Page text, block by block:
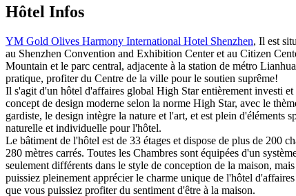
Hôtel Infos
YM Gold Olives Harmony International Hotel Shenzhen, Il est
au Shenzhen Convention and Exhibition Center et au Citizen
Mountain et le parc central, adjacente à la station de métro
pratique, profiter du Centre de la ville pour le soutien suprême!
Il s'agit d'un hôtel d'affaires global High Star entièrement investi
concept de design moderne selon la norme High Star, avec le
gardiste, le design intègre la nature et l'art, et est plein d'éléments
naturelle et individuelle pour l'hôtel.
Le bâtiment de l'hôtel est de 33 étages et dispose de plus de 200
280 mètres carrés. Toutes les Chambres sont équipées d'un
seulement différents dans le style de conception de la maison,
puissiez pleinement apprécier le charme unique de l'hôtel
que vous puissiez profiter du sentiment d'être à la maison.